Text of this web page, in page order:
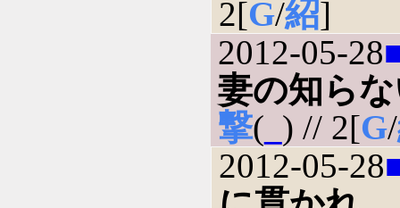
2[G/紹]
2012-05-28
妻の知ら
撃( ) // 2[G/
2012-05-28